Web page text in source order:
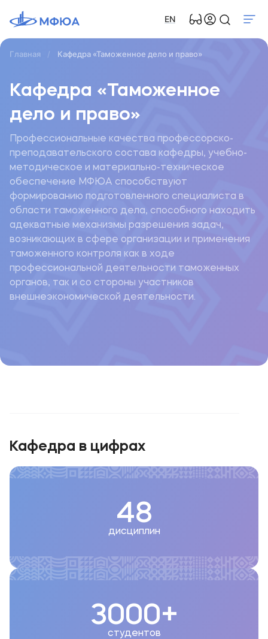
EN
Главная Кафедра «Таможенное дело и право»
Кафедра «Таможенное
дело и право»
Профессиональные качества профессорско-
преподавательского состава кафедры, учебно-
методическое и материально-техническое
обеспечение МФЮА способствуют
формированию подготовленного специалиста в
области таможенного дела, способного находить
адекватные механизмы разрешения задач,
возникающих в сфере организации и применения
таможенного контроля как в ходе
профессиональной деятельности таможенных
органов, так и со стороны участников
внешнеэкономической деятельности.
Кафедра в цифрах
48
дисциплин
3000+
студентов